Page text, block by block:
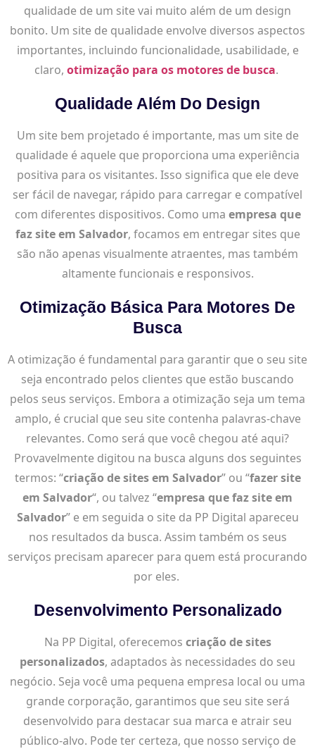
qualidade de um site vai muito além de um design
bonito. Um site de qualidade envolve diversos aspectos
importantes, incluindo funcionalidade, usabilidade, e
claro, otimização para os motores de busca.
Qualidade Além Do Design
Um site bem projetado é importante, mas um site de
qualidade é aquele que proporciona uma experiência
positiva para os visitantes. Isso significa que ele deve
ser fácil de navegar, rápido para carregar e compatível
com diferentes dispositivos. Como uma empresa que
faz site em Salvador, focamos em entregar sites que
são não apenas visualmente atraentes, mas também
altamente funcionais e responsivos.
Otimização Básica Para Motores De
Busca
A otimização é fundamental para garantir que o seu site
seja encontrado pelos clientes que estão buscando
pelos seus serviços. Embora a otimização seja um tema
amplo, é crucial que seu site contenha palavras-chave
relevantes. Como será que você chegou até aqui?
Provavelmente digitou na busca alguns dos seguintes
termos: “criação de sites em Salvador” ou “fazer site
em Salvador“, ou talvez “empresa que faz site em
Salvador” e em seguida o site da PP Digital apareceu
nos resultados da busca. Assim também os seus
serviços precisam aparecer para quem está procurando
por eles.
Desenvolvimento Personalizado
Na PP Digital, oferecemos criação de sites
personalizados, adaptados às necessidades do seu
negócio. Seja você uma pequena empresa local ou uma
grande corporação, garantimos que seu site será
desenvolvido para destacar sua marca e atrair seu
público-alvo. Pode ter certeza, que nosso serviço de